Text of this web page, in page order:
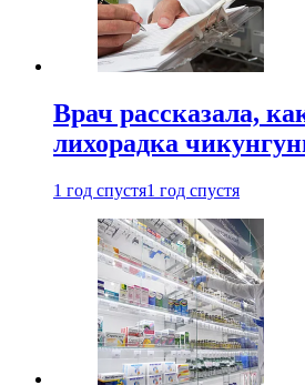
Врач рассказала,
лихорадка
1 год спустя1 год спустя